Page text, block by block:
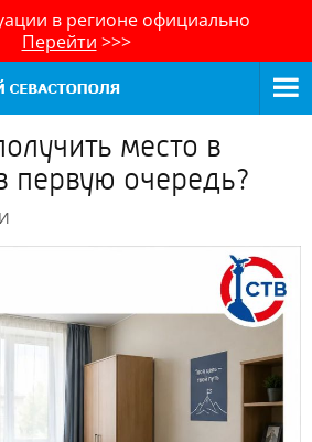
в регионе официально
Перейти >>>
место в
первую очередь?